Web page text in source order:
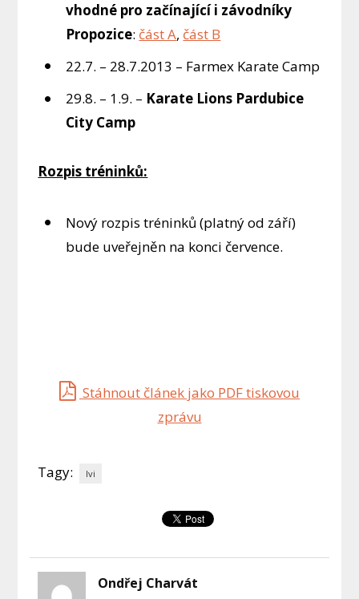
vhodné pro začínající i závodníky
Propozice: část A, část B
22.7. – 28.7.2013 – Farmex Karate Camp
29.8. – 1.9. – Karate Lions Pardubice
City Camp
Rozpis tréninků:
Nový rozpis tréninků (platný od září)
bude uveřejněn na konci července.
Stáhnout článek jako PDF tiskovou
zprávu
Tagy: lvi
Ondřej Charvát